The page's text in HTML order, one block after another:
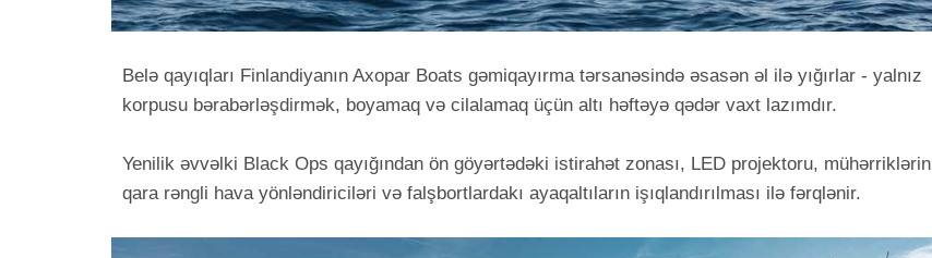
Belə qayıqları Finlandiyanın Axopar Boats gəmiqayırma tərsanəsində əsasən əl ilə yığırlar - yalnız
korpusu bərabərləşdirmək, boyamaq və cilalamaq üçün altı həftəyə qədər vaxt lazımdır.
Yenilik əvvəlki Black Ops qayığından ön göyərtədəki istirahət zonası, LED projektoru, mühərriklərin
qara rəngli hava yönləndiriciləri və falşbortlardakı ayaqaltıların işıqlandırılması ilə fərqlənir.